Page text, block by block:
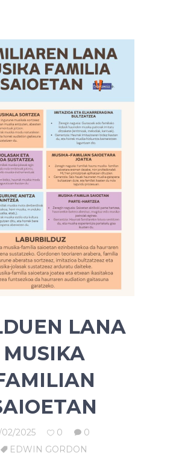
LANA
MUSIKA
02/2025 0
0
EDWIN GORDON